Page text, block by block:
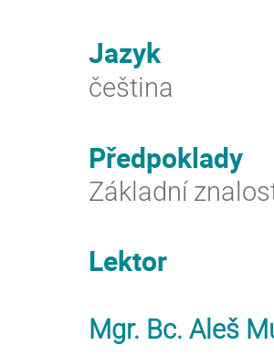
Jazyk
čeština
Předpoklady
Základní
Lektor
Mgr. Bc. Aleš